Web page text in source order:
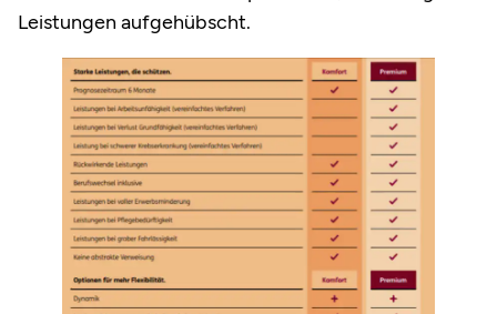
Leistungen aufgehübscht.